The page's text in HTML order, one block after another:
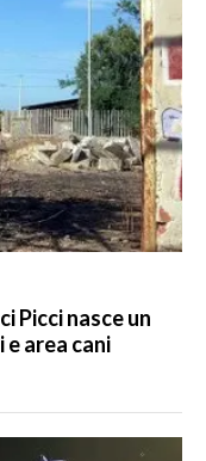
Picci nasce un
area cani